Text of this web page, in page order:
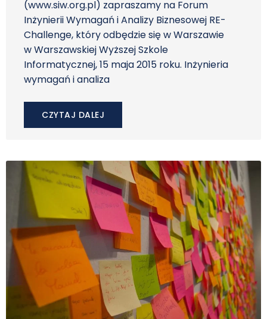
(www.siw.org.pl) zapraszamy na Forum
Inżynierii Wymagań i Analizy Biznesowej RE-
Challenge, który odbędzie się w Warszawie
w Warszawskiej Wyższej Szkole
Informatycznej, 15 maja 2015 roku. Inżynieria
wymagań i analiza
CZYTAJ DALEJ